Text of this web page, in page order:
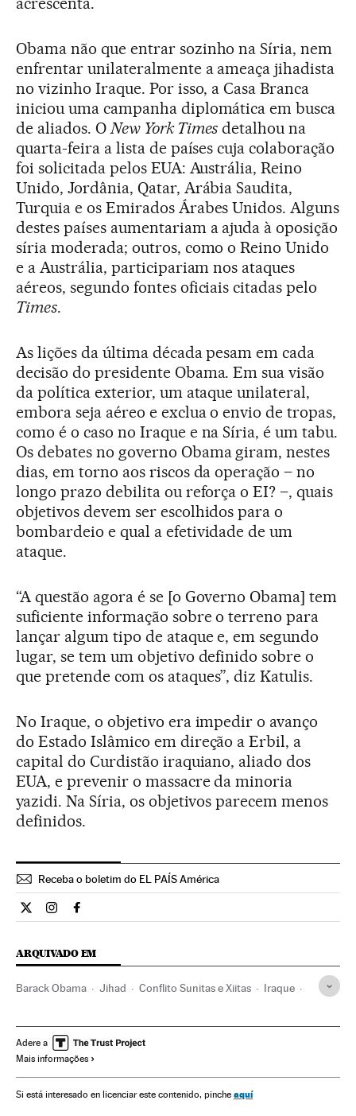
Obama não que entrar sozinho na Síria, nem
enfrentar unilateralmente a ameaça jihadista
no vizinho Iraque. Por isso, a Casa Branca
iniciou uma campanha diplomática em busca
de aliados. ONew York Times detalhou na
quarta-feira a lista de países cuja colaboração
foi solicitada pelos EUA: Austrália, Reino
Unido, Jordânia, Qatar, Arábia Saudita,
Turquia e os Emirados Árabes Unidos. Alguns
destes países aumentariam a ajuda à oposição
síria moderada; outros, como o Reino Unido
e a Austrália, participariam nos ataques
aéreos, segundo fontes oficiais citadas pelo
Times.
As lições da última década pesam em cada
decisão do presidente Obama. Em sua visão
da política exterior, um ataque unilateral,
embora seja aéreo e exclua o envio de tropas,
como é o caso no Iraque e na Síria, é um tabu.
Os debates no governo Obama giram, nestes
dias, em torno aos riscos da operação – no
longo prazo debilita ou reforça o EI? –, quais
objetivos devem ser escolhidos para o
bombardeio e qual a efetividade de um
ataque.
“A questão agora é se [o Governo Obama] tem
suficiente informação sobre o terreno para
lançar algum tipo de ataque e, em segundo
lugar, se tem um objetivo definido sobre o
que pretende com os ataques”, diz Katulis.
No Iraque, o objetivo era impedir o avanço
do Estado Islâmico em direção a Erbil, a
capital do Curdistão iraquiano, aliado dos
EUA, e prevenir o massacre da minoria
yazidi. Na Síria, os objetivos parecem menos
definidos.
Receba o boletim do EL PAÍS América
Internacional El País Brasil en Twitter
Internacional El País Brasil en Instagram
Internacional El País Brasil en Facebook
ARQUIVADO EM
Barack Obama Jihad Conflito Sunitas e Xiitas Iraque
América do Norte Grupos terroristas
Adere a
Mais informações
Si está interesado en licenciar este contenido, pinche aquí